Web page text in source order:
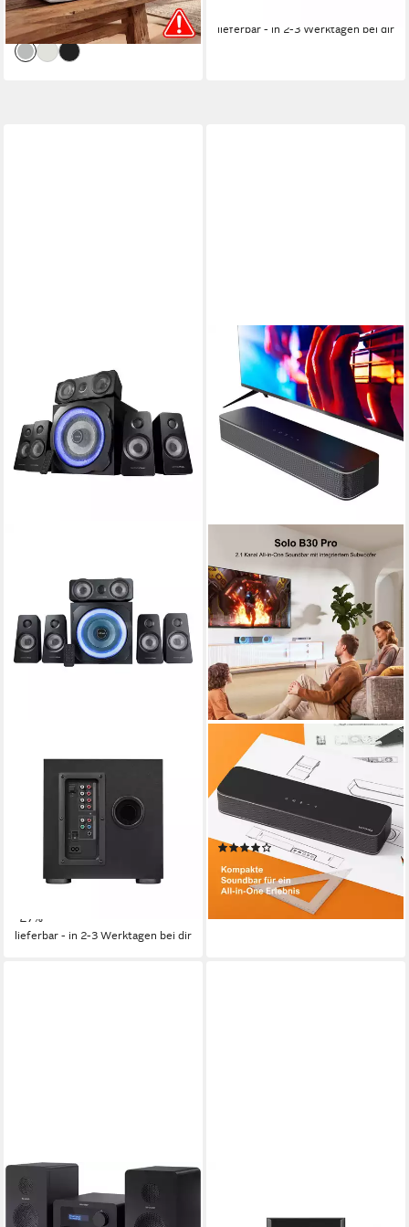
-44%
lieferbar - in 3-4 Werktagen bei dir lieferbar - in 2-3 Werktagen bei dir
GXT 658 Tytan 5.1 Surround
Gaming Lautsprecher
Soundsystem für PC 5.1
Lautsprecher System
Gesamtleistung
ab 116,99 € 159,99 €
-27%
lieferbar - in 2-3 Werktagen bei dir
ULTIMEA
Poseidon M20 2.1
Soundsystem
Bluetooth 5.4 Netzwerkstandard
120 W Gesamtleistung
(7)
79,99 € UVP129,99 €
-38%
lieferbar - in 5-6 Werktagen bei dir